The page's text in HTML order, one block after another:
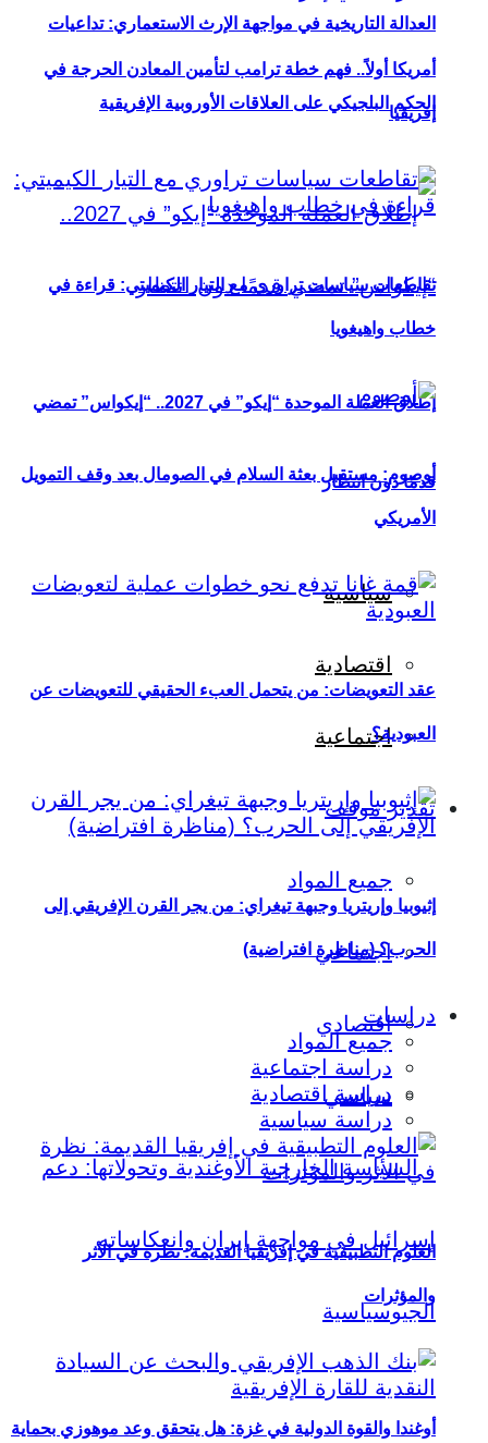
العدالة التاريخية في مواجهة الإرث الاستعماري: تداعيات
الحكم البلجيكي على العلاقات الأوروبية الإفريقية
إطلاق العملة الموحدة “إيكو” في 2027.. “إيكواس” تمضي
قدمًا دون انتظار
سياسية
اقتصادية
اجتماعية
تقدير موقف
جميع المواد
اجتماعي
اقتصادي
سياسي
أوغندا والقوة الدولية في غزة: هل يتحقق وعد موهوزي بحماية
أمريكا أولاً.. فهم خطة ترامب لتأمين المعادن الحرجة في
إفريقيا
تقاطعات سياسات تراوري مع التيار الكيميتي: قراءة في
خطاب واهيغويا
أوصوم: مستقبل بعثة السلام في الصومال بعد وقف التمويل
الأمريكي
عقد التعويضات: من يتحمل العبء الحقيقي للتعويضات عن
العبودية؟
إثيوبيا وإريتريا وجبهة تيغراي: من يجر القرن الإفريقي إلى
الحرب؟ (مناظرة افتراضية)
دراسات
جميع المواد
دراسة اجتماعية
دراسة اقتصادية
دراسة سياسية
العلوم التطبيقية في إفريقيا القديمة: نظرة في الأثر
والمؤثرات